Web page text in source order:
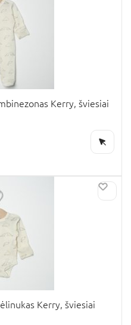
Kerry, šviesiai
Kerry, šviesiai